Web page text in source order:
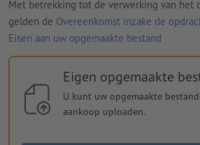
Met betrekking tot de verwerking van het
gelden de Overeenkomst inzake de
Eisen aan uw opgemaakte bestand
Eigen opgemaakte
U kunt uw opgemaakte
aankoop uploaden.